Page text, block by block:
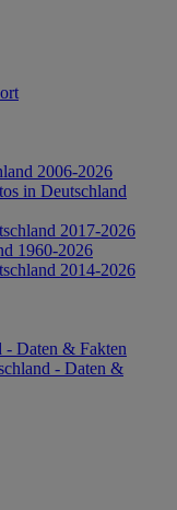
2006-2026
in Deutschland
2017-2026
1960-2026
2014-2026
- Daten & Fakten
- Daten &